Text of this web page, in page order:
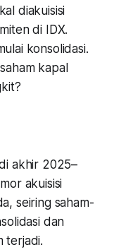
diakuisisi
di IDX.
konsolidasi.
kapal
akhir 2025–
akuisisi
seiring saham-
dan
terjadi.